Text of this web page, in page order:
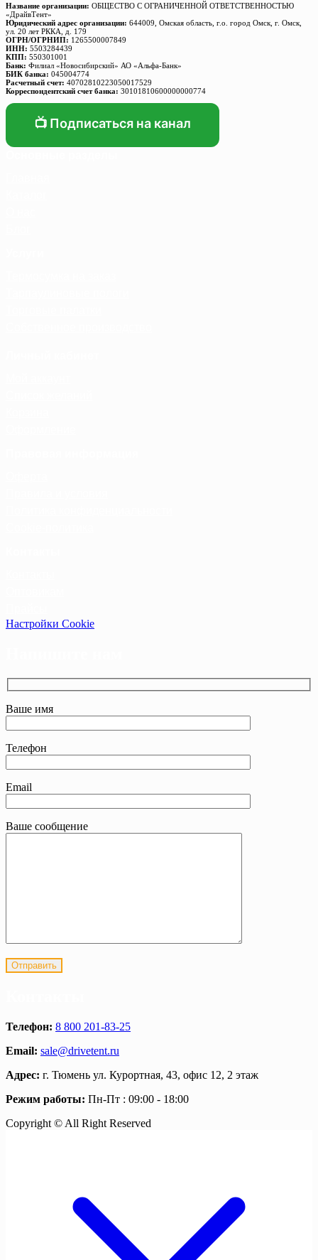
Название организации: ОБЩЕСТВО С ОГРАНИЧЕННОЙ ОТВЕТСТВЕННОСТЬЮ
«ДрайвТент»
Юридический адрес организации: 644009, Омская область, г.о. город Омск, г. Омск,
ул. 20 лет РККА, д. 179
ОГРН/ОГРНИП: 1265500007849
ИНН: 5503284439
КПП: 550301001
Банк: Филиал «Новосибирский» АО «Альфа-Банк»
БИК банка: 045004774
Расчетный счет: 40702810223050017529
Корреспондентский счет банка: 30101810600000000774
📺 Подписаться на канал
Настройки Cookie
Ваше имя
Телефон
Email
Ваше сообщение
Телефон: 8 800 201-83-25
Email: sale@drivetent.ru
Адрес: г. Тюмень ул. Курортная, 43, офис 12, 2 этаж
Режим работы: Пн-Пт : 09:00 - 18:00
Copyright © All Right Reserved